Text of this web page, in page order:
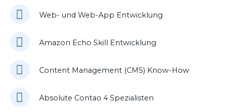
Web- und Web-App Entwicklung
Amazon Echo Skill Entwicklung
Content Management (CMS) Know-How
Absolute Contao 4 Spezialisten